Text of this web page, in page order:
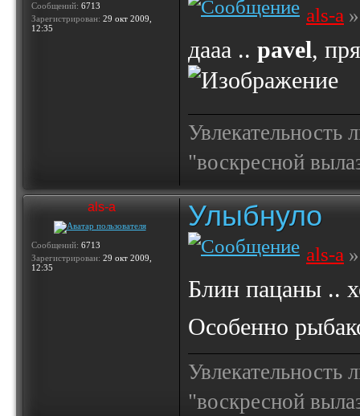
Сообщений: 6713
Зарегистрирован: 29 окт 2009,
12:35
als-a
дааа .. pavel,
Увлекательность
"воскресной
als-a
Сообщений: 6713
Зарегистрирован: 29 окт 2009,
12:35
Улыбнуло
als-a
Блин пацаны ..
Особенно
Увлекательность
"воскресной